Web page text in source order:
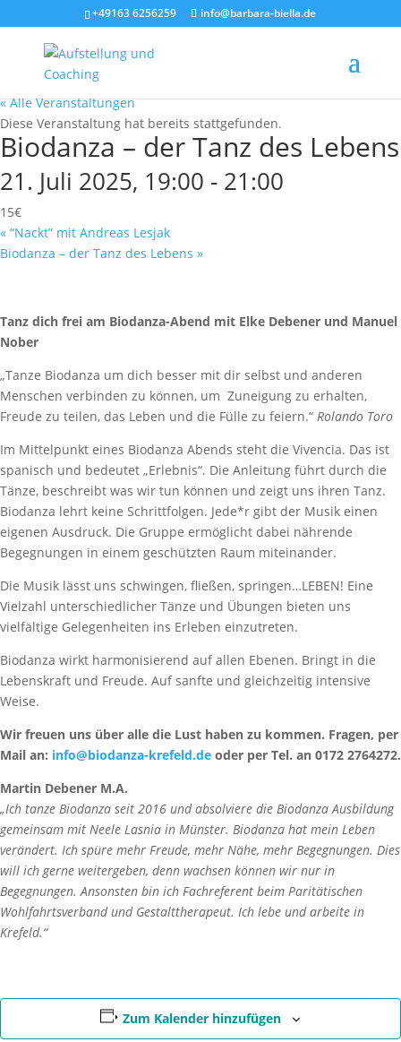
+49163 6256259 info@barbara-biella.de
« Alle Veranstaltungen
Diese Veranstaltung hat bereits stattgefunden.
Biodanza – der Tanz des Lebens
21. Juli 2025, 19:00 - 21:00
15€
« “Nackt” mit Andreas Lesjak
Biodanza – der Tanz des Lebens »
Tanz dich frei am Biodanza-Abend mit Elke Debener und Manuel
Nober
„Tanze Biodanza um dich besser mit dir selbst und anderen
Menschen verbinden zu können, um Zuneigung zu erhalten,
Freude zu teilen, das Leben und die Fülle zu feiern.“ Rolando Toro
Im Mittelpunkt eines Biodanza Abends steht die Vivencia. Das ist
spanisch und bedeutet „Erlebnis“. Die Anleitung führt durch die
Tänze, beschreibt was wir tun können und zeigt uns ihren Tanz.
Biodanza lehrt keine Schrittfolgen. Jede*r gibt der Musik einen
eigenen Ausdruck. Die Gruppe ermöglicht dabei nährende
Begegnungen in einem geschützten Raum miteinander.
Die Musik lässt uns schwingen, fließen, springen…LEBEN! Eine
Vielzahl unterschiedlicher Tänze und Übungen bieten uns
vielfältige Gelegenheiten ins Erleben einzutreten.
Biodanza wirkt harmonisierend auf allen Ebenen. Bringt in die
Lebenskraft und Freude. Auf sanfte und gleichzeitig intensive
Weise.
Wir freuen uns über alle die Lust haben zu kommen. Fragen, per
Mail an: info@biodanza-krefeld.de oder per Tel. an 0172 2764272.
Martin Debener M.A.
„Ich tanze Biodanza seit 2016 und absolviere die Biodanza Ausbildung
gemeinsam mit Neele Lasnia in Münster. Biodanza hat mein Leben
verändert. Ich spüre mehr Freude, mehr Nähe, mehr Begegnungen. Dies
will ich gerne weitergeben, denn wachsen können wir nur in
Begegnungen. Ansonsten bin ich Fachreferent beim Paritätischen
Wohlfahrtsverband und Gestalttherapeut. Ich lebe und arbeite in
Krefeld.“
Zum Kalender hinzufügen